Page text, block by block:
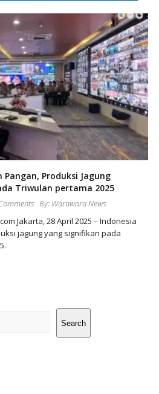
Produksi Jagung
Triwulan pertama 2025
By: Warawara News
Jakarta, 28 April 2025 – Indonesia
jagung yang signifikan pada
Search